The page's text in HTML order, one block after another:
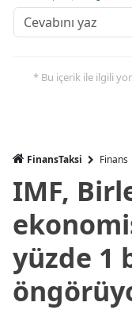
* Bu içerik ile ilgili
FinansTaksi Finans
IMF,
yüzde 1